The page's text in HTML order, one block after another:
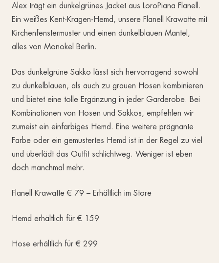
Alex trägt ein dunkelgrünes Jacket aus LoroPiana Flanell.
Ein weißes Kent-Kragen-Hemd, unsere Flanell Krawatte mit
Kirchenfenstermuster und einen dunkelblauen Mantel,
alles von Monokel Berlin.
Das dunkelgrüne Sakko lässt sich hervorragend sowohl
zu dunkelblauen, als auch zu grauen Hosen kombinieren
und bietet eine tolle Ergänzung in jeder Garderobe. Bei
Kombinationen von Hosen und Sakkos, empfehlen wir
zumeist ein einfarbiges Hemd. Eine weitere prägnante
Farbe oder ein gemustertes Hemd ist in der Regel zu viel
und überlädt das Outfit schlichtweg. Weniger ist eben
doch manchmal mehr.
Flanell Krawatte € 79 – Erhältlich im Store
Hemd erhältlich für € 159
Hose erhältlich für € 299